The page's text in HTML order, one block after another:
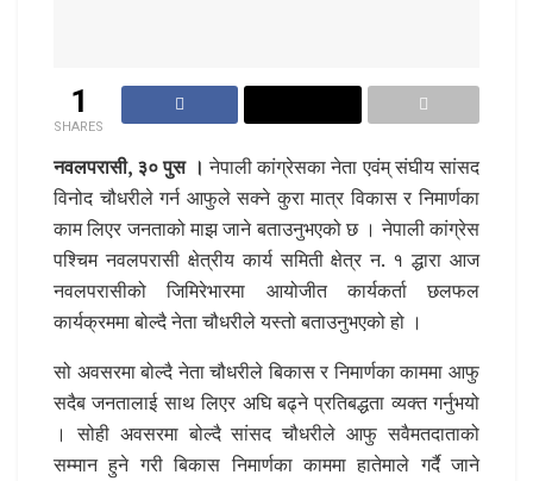
1
SHARES
नवलपरासी, ३० पुस । नेपाली कांग्रेसका नेता एवंम् संघीय सांसद
विनोद चौधरीले गर्न आफुले सक्ने कुरा मात्र विकास र निमार्णका
काम लिएर जनताको माझ जाने बताउनुभएको छ । नेपाली कांग्रेस
पश्चिम नवलपरासी क्षेत्रीय कार्य समिती क्षेत्र न. १ द्धारा आज
नवलपरासीको जिमिरेभारमा आयोजीत कार्यकर्ता छलफल
कार्यक्रममा बोल्दै नेता चौधरीले यस्तो बताउनुभएको हो ।
सो अवसरमा बोल्दै नेता चौधरीले बिकास र निमार्णका काममा आफु
सदैब जनतालाई साथ लिएर अघि बढ्ने प्रतिबद्धता व्यक्त गर्नुभयो
। सोही अवसरमा बोल्दै सांसद चौधरीले आफु सवैमतदाताको
सम्मान हुने गरी बिकास निमार्णका काममा हातेमाले गर्दै जाने